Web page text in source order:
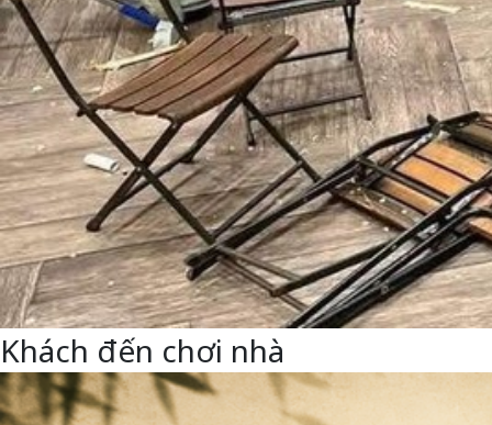
Khách đến chơi nhà